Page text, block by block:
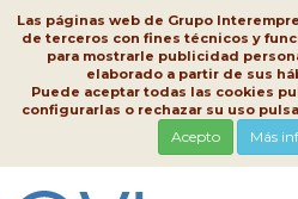
Las páginas web de Grupo
de terceros con fines técnicos y
para mostrarle publicidad
elaborado a partir de sus
Puede aceptar todas las cookies
configurarlas o rechazar su uso
Acepto Más